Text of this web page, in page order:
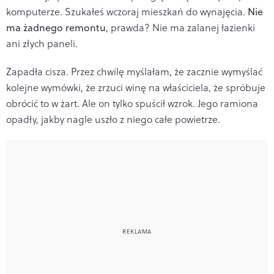
komputerze. Szukałeś wczoraj mieszkań do wynajęcia. Nie
ma żadnego remontu, prawda? Nie ma zalanej łazienki
ani złych paneli.
Zapadła cisza. Przez chwilę myślałam, że zacznie wymyślać
kolejne wymówki, że zrzuci winę na właściciela, że spróbuje
obrócić to w żart. Ale on tylko spuścił wzrok. Jego ramiona
opadły, jakby nagle uszło z niego całe powietrze.